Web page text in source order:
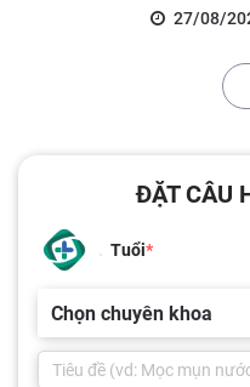
27/08/
ĐẶT CÂU
Tuổi
Chọn chuyên khoa